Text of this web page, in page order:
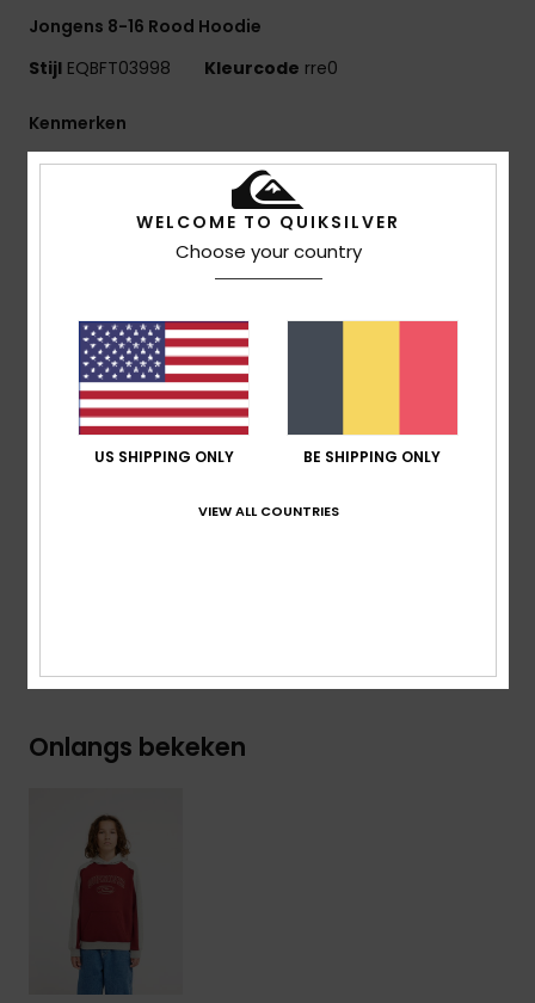
Jongens 8-16 Rood Hoodie
Stijl EQBFT03998 Kleurcode rre0
Kenmerken
Stof:55% Biologisch Katoen, 45% Gerecycled
Comfort Fit
Geborstelde Binnenkant
1x1 ribgebreide boorden en zoom
Zakken:Kangoeroezak
Kenmerken:Raglanmouwen Met Op Maat
Gemaakte Panelen
High-density print op de borst
Onlangs bekeken
WELCOME TO QUIKSILVER
Choose your country
US SHIPPING ONLY BE SHIPPING ONLY
VIEW ALL COUNTRIES